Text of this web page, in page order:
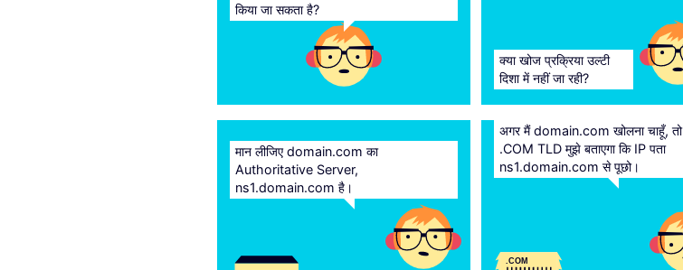
किया जा सकता है?
क्या खोज प्रक्रिया उल्टी
दिशा में नहीं जा रही?
मान लीजिए domain.com का
Authoritative Server,
ns1.domain.com है।
.COM
अगर मैं domain.com खोलना चाहूँ, तो
.COM TLD मुझे बताएगा कि IP पता
ns1.domain.com से पूछो।